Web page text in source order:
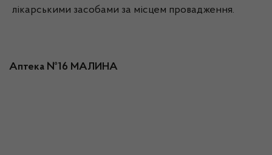
лікарськими засобами за місцем провадження.
Аптека №16 МАЛИНА